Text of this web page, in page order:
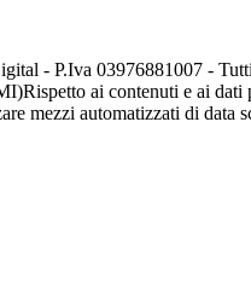
- P.Iva 03976881007 -
Rispetto ai contenuti e ai dati
mezzi automatizzati di data